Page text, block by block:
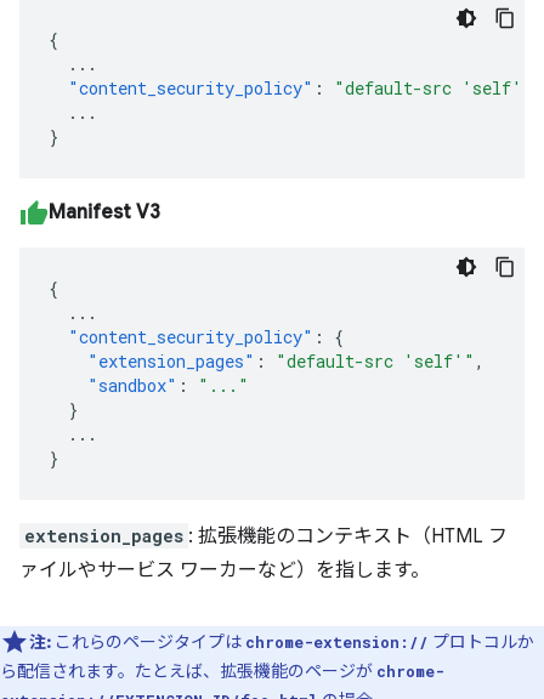
{
...
"content_security_policy" :
"default-src 'self'"
...
}
Manifest V3
{
...
"content_security_policy" :
{
"extension_pages" : "default-src 'self'" ,
"sandbox" :
"..."
}
...
}
extension_pages : 拡張機能のコンテキスト（HTML フ
ァイルやサービス ワーカーなど）を指します。
注: これらのページタイプは chrome-extension:// プロトコルか
ら配信されます。たとえば、拡張機能のページが chrome-